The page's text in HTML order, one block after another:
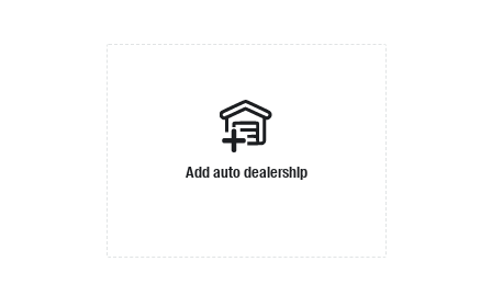
Add auto dealership